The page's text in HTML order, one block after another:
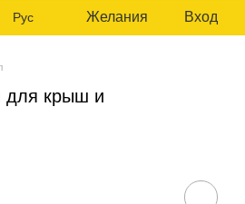
Рус Желания Вход
для крыш и